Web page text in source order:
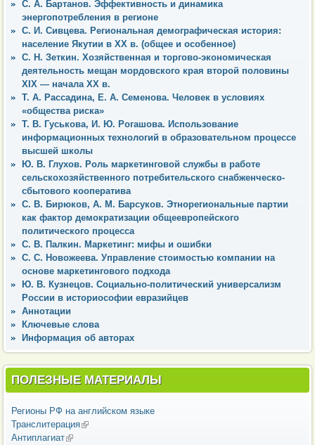
С. А. Бартанов. Эффективность и динамика
энергопотребления в регионе
С. И. Сивцева. Региональная демографическая история:
население Якутии в ХХ в. (общее и особенное)
С. Н. Зеткин. Хозяйственная и торгово-экономическая
деятельность мещан мордовского края второй половины
XIX — начала XX в.
Т. А. Рассадина, Е. А. Семенова. Человек в условиях
«общества риска»
Т. В. Гуськова, И. Ю. Рогашова. Использование
информационных технологий в образовательном процессе
высшей школы
Ю. В. Глухов. Роль маркетинговой службы в работе
сельскохозяйственного потребительского снабженческо-
сбытового кооператива
С. В. Бирюков, А. М. Барсуков. Этнорегиональные партии
как фактор демократизации общеевропейского
политического процесса
С. В. Палкин. Маркетинг: мифы и ошибки
С. С. Новожеева. Управление стоимостью компании на
основе маркетингового подхода
Ю. В. Кузнецов. Социально-политический универсализм
России в историософии евразийцев
Аннотации
Ключевые слова
Информация об авторах
ПОЛЕЗНЫЕ МАТЕРИАЛЫ
Регионы РФ на английском языке
Транслитерация(внешняя ссылка)
Антиплагиат(внешняя ссылка)